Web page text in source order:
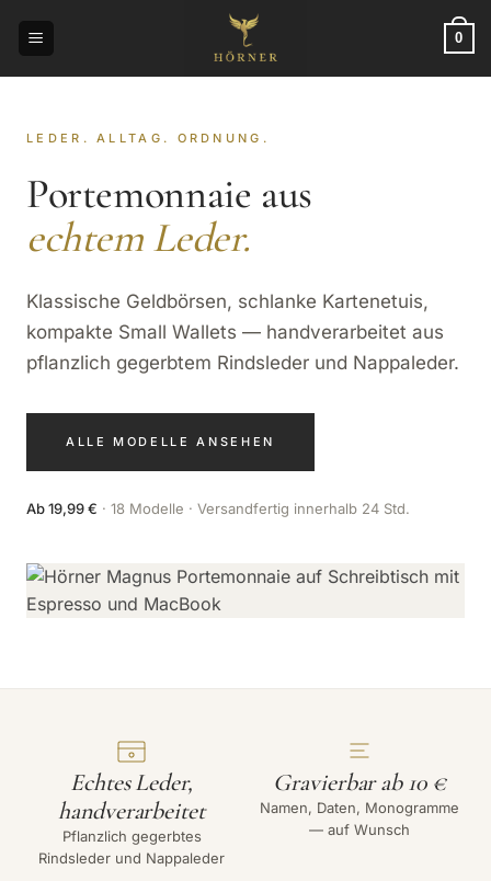
Inhalt
0
LEDER. ALLTAG. ORDNUNG.
Portemonnaie aus
echtem Leder.
Klassische Geldbörsen, schlanke Kartenetuis,
kompakte Small Wallets — handverarbeitet aus
pflanzlich gegerbtem Rindsleder und Nappaleder.
ALLE MODELLE ANSEHEN
Ab 19,99 € · 18 Modelle · Versandfertig innerhalb 24 Std.
Echtes Leder,
handverarbeitet
Pflanzlich gegerbtes
Rindsleder und Nappaleder
Gravierbar ab 10 €
Namen, Daten, Monogramme
— auf Wunsch